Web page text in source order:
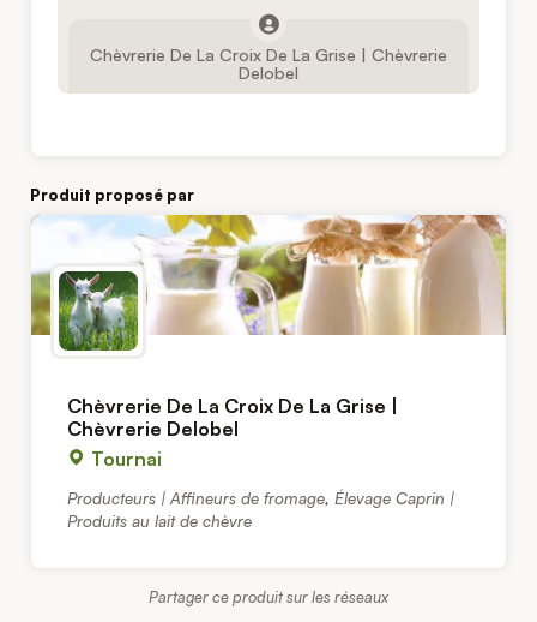
Chèvrerie De La Croix De La Grise | Chèvrerie
Delobel
Produit proposé par
Chèvrerie De La Croix De La Grise |
Chèvrerie Delobel
Tournai
Producteurs | Affineurs de fromage, Élevage Caprin |
Produits au lait de chèvre
Partager ce produit sur les réseaux